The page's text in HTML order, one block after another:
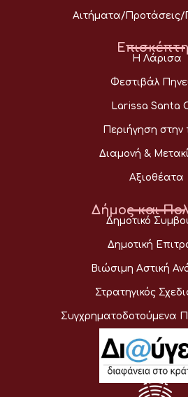
Αιτήματα/
Η Λάρισα
Φεστιβάλ
Larissa Santa
Περιήγηση στην
Διαμονή &
Αξιοθέατα
Δήμος και
Δημοτικό
Δημοτική
Βιώσιμη Αστική
Στρατηγικός
Συγχρηματοδοτούμενα